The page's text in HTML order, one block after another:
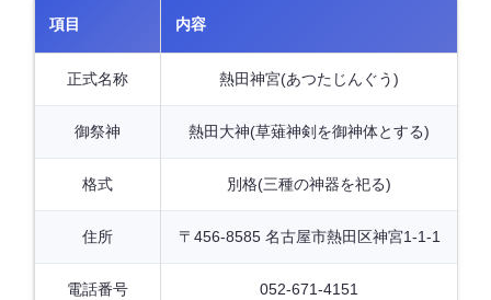
項目 内容
正式名称 熱田神宮(あつたじんぐう)
御祭神 熱田大神(草薙神剣を御神体とする)
格式 別格(三種の神器を祀る)
住所 〒456-8585 名古屋市熱田区神宮1-1-1
電話番号 052-671-4151